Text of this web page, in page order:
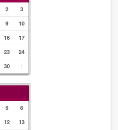
2
3
9
10
16
17
23
24
30 1
5
6
12
13